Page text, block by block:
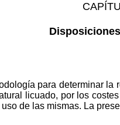
para determinar
licuado, por los
de las mismas. La